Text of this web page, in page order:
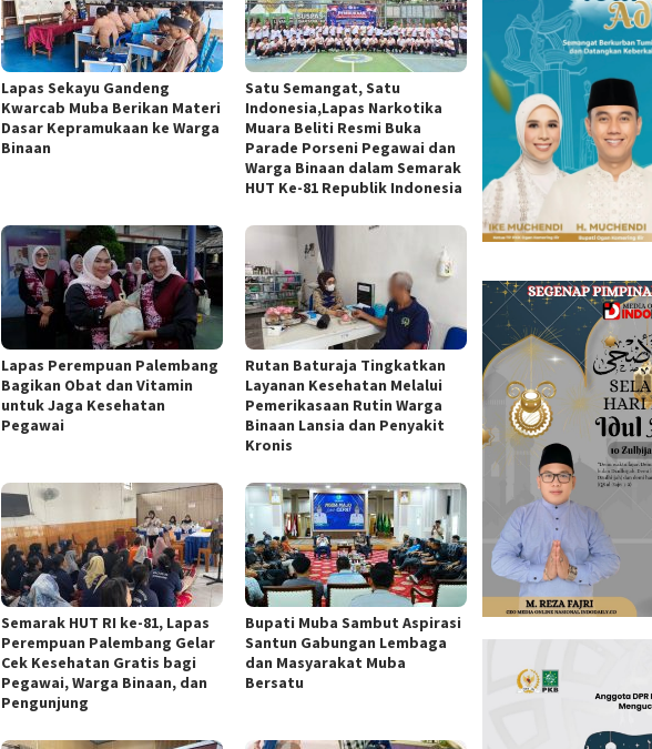
Lapas Sekayu Gandeng
Kwarcab Muba Berikan Materi
Dasar Kepramukaan ke Warga
Binaan
Satu Semangat, Satu
Indonesia,Lapas Narkotika
Muara Beliti Resmi Buka
Parade Porseni Pegawai dan
Warga Binaan dalam Semarak
HUT Ke-81 Republik Indonesia
Lapas Perempuan Palembang
Bagikan Obat dan Vitamin
untuk Jaga Kesehatan
Pegawai
Rutan Baturaja Tingkatkan
Layanan Kesehatan Melalui
Pemerikasaan Rutin Warga
Binaan Lansia dan Penyakit
Kronis
Semarak HUT RI ke-81, Lapas
Perempuan Palembang Gelar
Cek Kesehatan Gratis bagi
Pegawai, Warga Binaan, dan
Pengunjung
Bupati Muba Sambut Aspirasi
Santun Gabungan Lembaga
dan Masyarakat Muba
Bersatu